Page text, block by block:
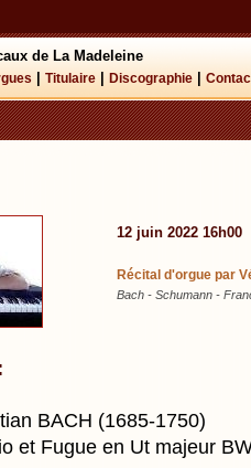
de La Madeleine
Titulaire Discographie
12 juin 2022 16h00
Récital d'orgue par
Bach - Schumann -
BACH (1685-1750)
et Fugue en Ut majeur